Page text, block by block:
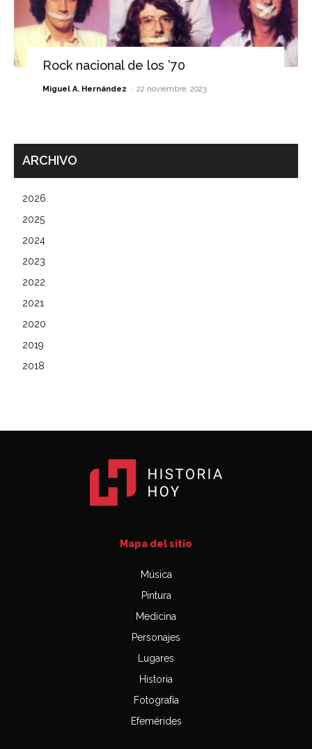
Rock nacional de los ’70
Miguel A. Hernández - 22 noviembre, 2023
ARCHIVO
2026
2025
2024
2023
2022
2021
2020
2019
2018
Mapa del sitio
Música
Pintura
Medicina
Personajes
Lugares
Historia
Fotografía
Efemérides